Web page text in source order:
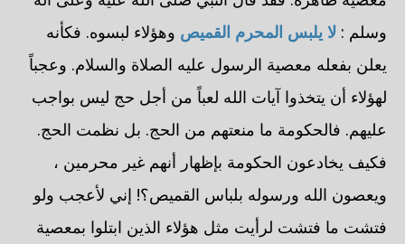
وسلم : لا يلبس المحرم القميص وهؤلاء لبسوه. فكأنه
يعلن بفعله معصية الرسول عليه الصلاة والسلام. وعجباً
لهؤلاء أن يتخذوا آيات الله لعباً من أجل حج ليس بواجب
عليهم. فالحكومة ما منعتهم من الحج. بل نظمت الحج.
فكيف يخادعون الحكومة بإظهار أنهم غير محرمين ،
ويعصون الله ورسوله بلباس القميص؟! إني لأعجب ولو
فتشت ما فتشت لرأيت مثل هؤلاء الذين ابتلوا بمعصية